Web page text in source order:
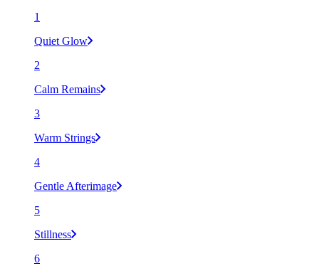
1
Quiet Glow
2
Calm Remains
3
Warm Strings
4
Gentle Afterimage
5
Stillness
6